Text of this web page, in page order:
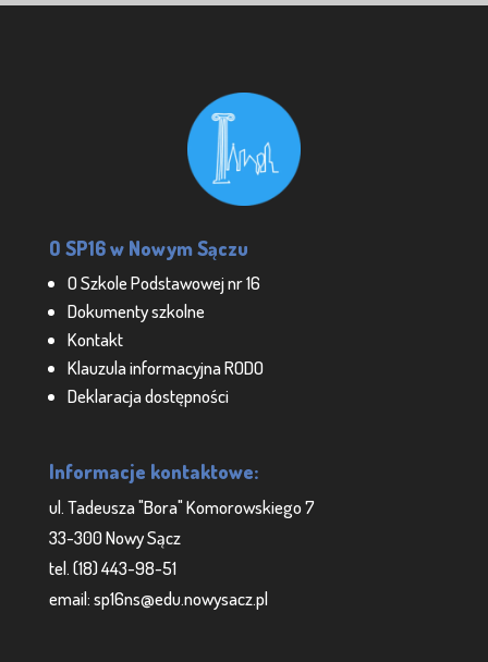
O SP16 w Nowym Sączu
O Szkole Podstawowej nr 16
Dokumenty szkolne
Kontakt
Klauzula informacyjna RODO
Deklaracja dostępności
Informacje kontaktowe:
ul. Tadeusza "Bora" Komorowskiego 7
33-300 Nowy Sącz
tel. (18) 443-98-51
email: sp16ns@edu.nowysacz.pl